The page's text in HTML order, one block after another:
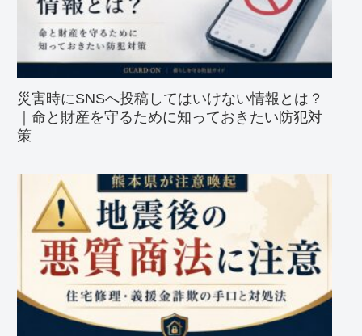
災害時にSNSへ投稿してはいけない情報とは？
｜命と財産を守るために知っておきたい防犯対
策